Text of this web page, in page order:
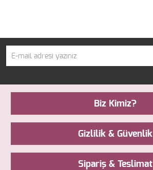
Biz Kimiz?
Gizlilik & Güvenlik
Sipariş & Teslimat